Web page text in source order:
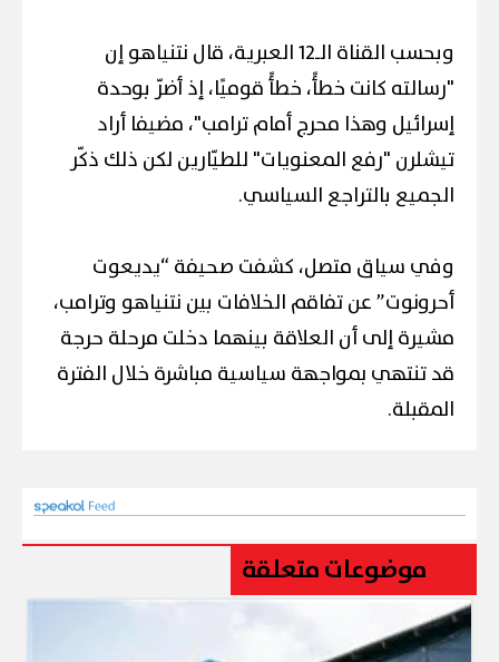
وبحسب القناة الـ12 العبرية، قال نتنياهو إن
"رسالته كانت خطأً، خطأً قوميًا، إذ أضرّ بوحدة
إسرائيل وهذا محرج أمام ترامب"، مضيفا أراد
تيشلرن "رفع المعنويات" للطيّارين لكن ذلك ذكّر
الجميع بالتراجع السياسي.
وفي سياق متصل، كشفت صحيفة “يديعوت
أحرونوت” عن تفاقم الخلافات بين نتنياهو وترامب،
مشيرة إلى أن العلاقة بينهما دخلت مرحلة حرجة
قد تنتهي بمواجهة سياسية مباشرة خلال الفترة
المقبلة.
موضوعات متعلقة